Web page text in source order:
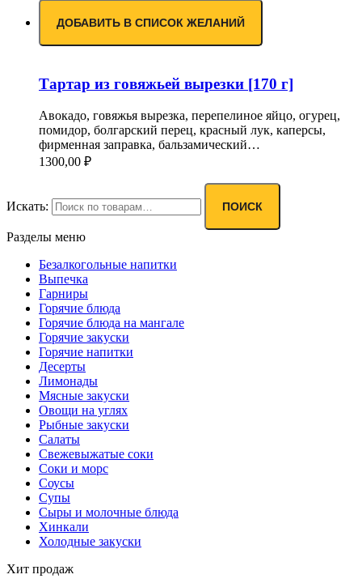
ДОБАВИТЬ В СПИСОК ЖЕЛАНИЙ
Тартар из говяжьей вырезки [170 г]
Авокадо, говяжья вырезка, перепелиное яйцо, огурец,
помидор, болгарский перец, красный лук, каперсы,
фирменная заправка, бальзамический…
1300,00 ₽
Искать: ПОИСК
Разделы меню
Безалкогольные напитки
Выпечка
Гарниры
Горячие блюда
Горячие блюда на мангале
Горячие закуски
Горячие напитки
Десерты
Лимонады
Мясные закуски
Овощи на углях
Рыбные закуски
Салаты
Свежевыжатые соки
Соки и морс
Соусы
Супы
Сыры и молочные блюда
Хинкали
Холодные закуски
Хит продаж